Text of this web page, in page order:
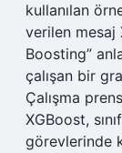
kullanılan
verilen mesaj
Boosting”
çalışan bir
Çalışma
XGBoost,
görevlerinde